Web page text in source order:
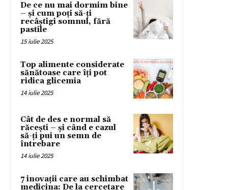
De ce nu mai dormim bine
– și cum poți să-ți
recâștigi somnul, fără
pastile
15 iulie 2025
Top alimente considerate
sănătoase care îți pot
ridica glicemia
14 iulie 2025
Cât de des e normal să
răcești – și când e cazul
să-ți pui un semn de
întrebare
14 iulie 2025
7 inovații care au schimbat
medicina: De la cercetare